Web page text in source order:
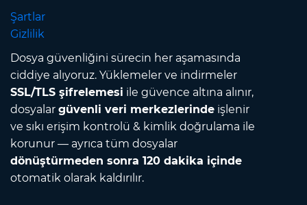
Şartlar
Gizlilik
Dosya güvenliğini sürecin her aşamasında
ciddiye alıyoruz. Yüklemeler ve indirmeler
SSL/TLS şifrelemesi ile güvence altına alınır,
dosyalar güvenli veri merkezlerinde işlenir
ve sıkı erişim kontrolü & kimlik doğrulama ile
korunur — ayrıca tüm dosyalar
dönüştürmeden sonra 120 dakika içinde
otomatik olarak kaldırılır.